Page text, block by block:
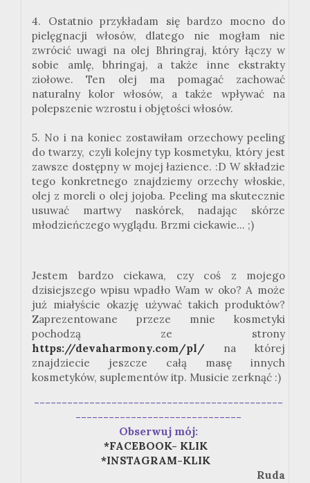
4. Ostatnio przykładam się bardzo mocno do
pielęgnacji włosów, dlatego nie mogłam nie
zwrócić uwagi na olej Bhringraj, który łączy w
sobie amlę, bhringaj, a także inne ekstrakty
ziołowe. Ten olej ma pomagać zachować
naturalny kolor włosów, a także wpływać na
polepszenie wzrostu i objętości włosów.
5. No i na koniec zostawiłam orzechowy peeling
do twarzy, czyli kolejny typ kosmetyku, który jest
zawsze dostępny w mojej łazience. :D W składzie
tego konkretnego znajdziemy orzechy włoskie,
olej z moreli o olej jojoba. Peeling ma skutecznie
usuwać martwy naskórek, nadając skórze
młodzieńczego wyglądu. Brzmi ciekawie... ;)
Jestem bardzo ciekawa, czy coś z mojego
dzisiejszego wpisu wpadło Wam w oko? A może
już miałyście okazję używać takich produktów?
Zaprezentowane przeze mnie kosmetyki
pochodzą ze strony
https://devaharmony.com/pl/ na której
znajdziecie jeszcze całą masę innych
kosmetyków, suplementów itp. Musicie zerknąć :)
---------------------------------------------
------------------------------
Obserwuj mój:
*FACEBOOK- KLIK
*INSTAGRAM-KLIK
Ruda